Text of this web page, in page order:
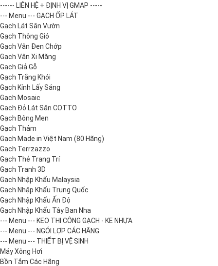
------ LIÊN HỆ + ĐỊNH VỊ GMAP -----
--- Menu --- GẠCH ỐP LÁT
Gạch Lát Sân Vườn
Gạch Thông Gió
Gạch Vân Đen Chớp
Gạch Vân Xi Măng
Gạch Giả Gỗ
Gạch Trắng Khói
Gạch Kính Lấy Sáng
Gạch Mosaic
Gạch Đỏ Lát Sân COTTO
Gạch Bông Men
Gạch Thảm
Gạch Made in Việt Nam (80 Hãng)
Gạch Terrzazzo
Gạch Thẻ Trang Trí
Gạch Tranh 3D
Gạch Nhập Khẩu Malaysia
Gạch Nhập Khẩu Trung Quốc
Gạch Nhập Khẩu Ấn Độ
Gạch Nhập Khẩu Tây Ban Nha
--- Menu --- KEO THI CÔNG GẠCH - KE NHỰA
--- Menu --- NGÓI LỢP CÁC HÃNG
--- Menu --- THIẾT BỊ VỆ SINH
Máy Xông Hơi
Bồn Tắm Các Hãng